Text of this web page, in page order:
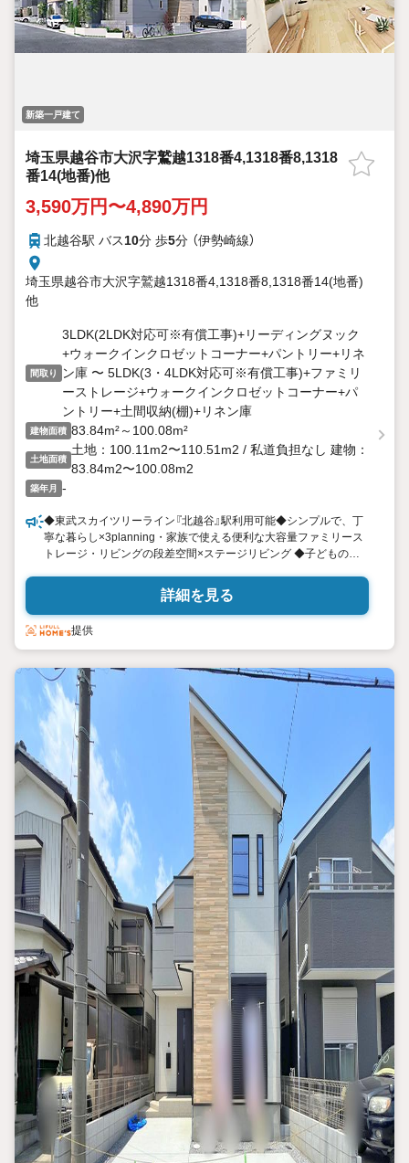
新築一戸建て
埼玉県越谷市大沢字鷲越1318番4,1318番8,1318
番14(地番)他
3,590万円〜4,890万円
北越谷駅 バス10分 歩5分 （伊勢崎線）
埼玉県越谷市大沢字鷲越1318番4,1318番8,1318番14(地番)
他
間取り
3LDK(2LDK対応可※有償工事)+リーディングヌック
+ウォークインクロゼットコーナー+パントリー+リネ
ン庫 〜 5LDK(3・4LDK対応可※有償工事)+ファミリ
ーストレージ+ウォークインクロゼットコーナー+パ
ントリー+土間収納(棚)+リネン庫
建物面積 83.84m²～100.08m²
土地面積
土地：100.11m2〜110.51m2 / 私道負担なし 建物：
83.84m2〜100.08m2
築年月 -
◆東武スカイツリーライン『北越谷』駅利用可能◆シンプルで、丁
寧な暮らし×3planning・家族で使える便利な大容量ファミリース
トレージ・リビングの段差空間×ステージリビング ◆子どもの未
小学校」徒歩3分・「三角公園」徒歩4分「鷺高第一公園」徒歩6分・
「ドラッグストア」徒歩7分、「スーパー」徒歩8分 【下記「ネットで
見学予約できる日程」より、見学予約ができます】◆火曜日・水曜
日は定休日になりますが、内覧の相談は可能です。◆内覧以外に
も資金計画やライフプランに寄り添ったご提案をいたします♪
詳細を見る
提供